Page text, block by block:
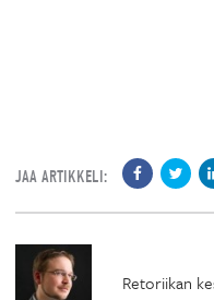
JAA ARTIKKELI:
Retoriikan